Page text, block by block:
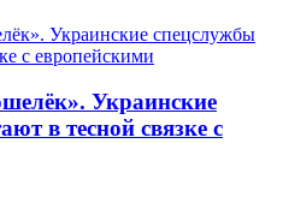
Украинские
в тесной связке с